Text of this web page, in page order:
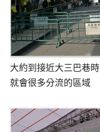
大約到接近大三巴巷時
就會很多分流的區域